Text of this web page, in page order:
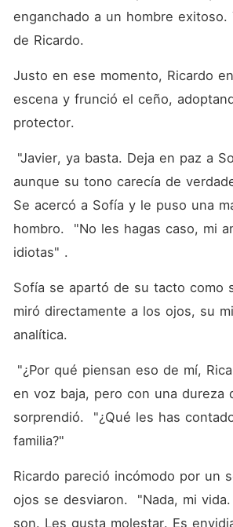
enganchado a un hombre exitoso.
de Ricardo.
Justo en ese momento, Ricardo
escena y frunció el ceño,
protector.
aunque su tono carecía de
Se acercó a Sofía y le puso una
hombro.  "No les hagas caso, mi
idiotas" .
Sofía se apartó de su tacto como
miró directamente a los ojos, su
analítica.
en voz baja, pero con una dureza
sorprendió.  "¿Qué les has
familia?"
Ricardo pareció incómodo por un
ojos se desviaron.  "Nada, mi
son. Les gusta molestar. Es